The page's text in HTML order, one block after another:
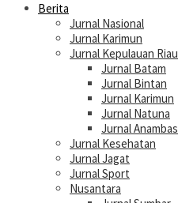
Berita
Jurnal Nasional
Jurnal Karimun
Jurnal Kepulauan Riau
Jurnal Batam
Jurnal Bintan
Jurnal Karimun
Jurnal Natuna
Jurnal Anambas
Jurnal Kesehatan
Jurnal Jagat
Jurnal Sport
Nusantara